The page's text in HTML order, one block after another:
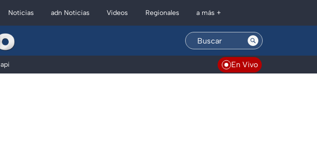
Noticias adn Noticias Videos Regionales a más +
En Vivo